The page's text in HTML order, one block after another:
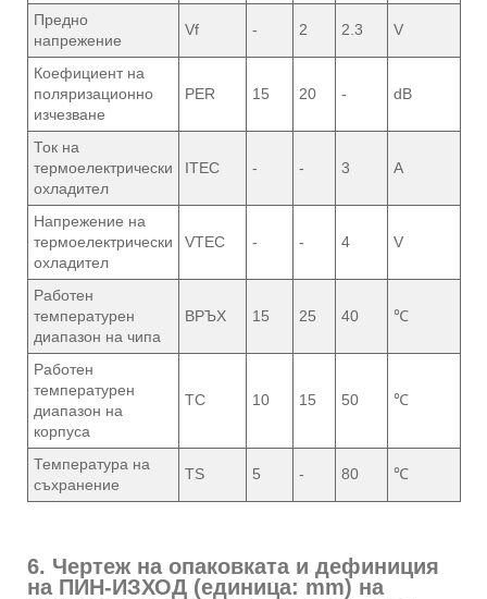
Предно
напрежение
Vf - 2 2.3 V
Коефициент на
поляризационно
изчезване
PER 15 20 - dB
Ток на
термоелектрически
охладител
ITEC - - 3 A
Напрежение на
термоелектрически
охладител
VTEC - - 4 V
Работен
температурен
диапазон на чипа
ВРЪХ 15 25 40 ℃
Работен
температурен
диапазон на
корпуса
TC 10 15 50 ℃
Температура на
съхранение
TS 5 - 80 ℃
6. Чертеж на опаковката и дефиниция
на ПИН-ИЗХОД (единица: mm) на